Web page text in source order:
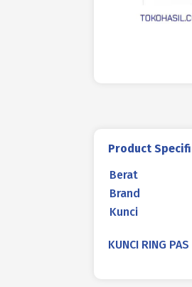
Product
Berat
Brand
Kunci
KUNCI RING